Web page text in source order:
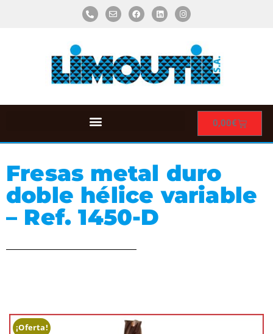
0,00€
Fresas metal duro
doble hélice variable
– Ref. 1450-D
¡Oferta!